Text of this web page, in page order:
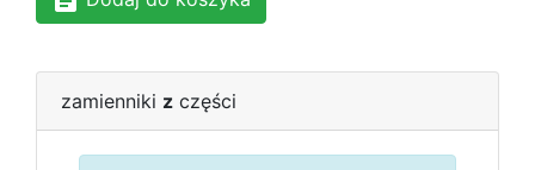
zamienniki z części